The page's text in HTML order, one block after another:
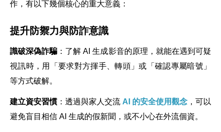
作，有以下幾個核心的重大意義：
提升防禦力與防詐意識
識破深偽詐騙 ：了解 AI 生成影音的原理，就能在遇到可疑
視訊時，用「要求對方揮手、轉頭」或「確認專屬暗號」
等方式破解。
建立資安習慣：透過與家人交流 AI 的安全使用觀念 ，可以
避免盲目相信 AI 生成的假新聞，或不小心在外流個資。